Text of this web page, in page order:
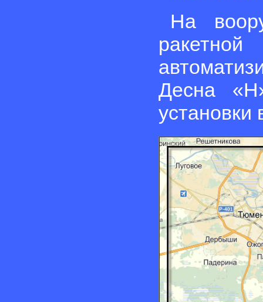
На
Десна
установки